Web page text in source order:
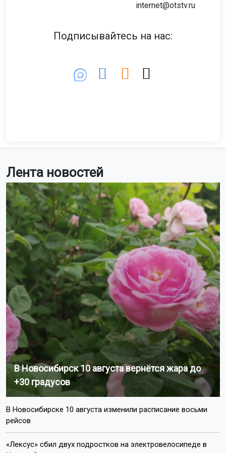
Лента новостей
В Новосибирск 10 августа вернётся жара до
+30 градусов
В Новосибирске 10 августа изменили расписание восьми
рейсов
«Лексус» сбил двух подростков на электровелосипеде в
internet@otstv.ru
Подписывайтесь на нас: